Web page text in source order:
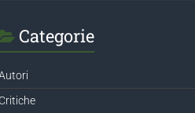
Categorie
Critiche